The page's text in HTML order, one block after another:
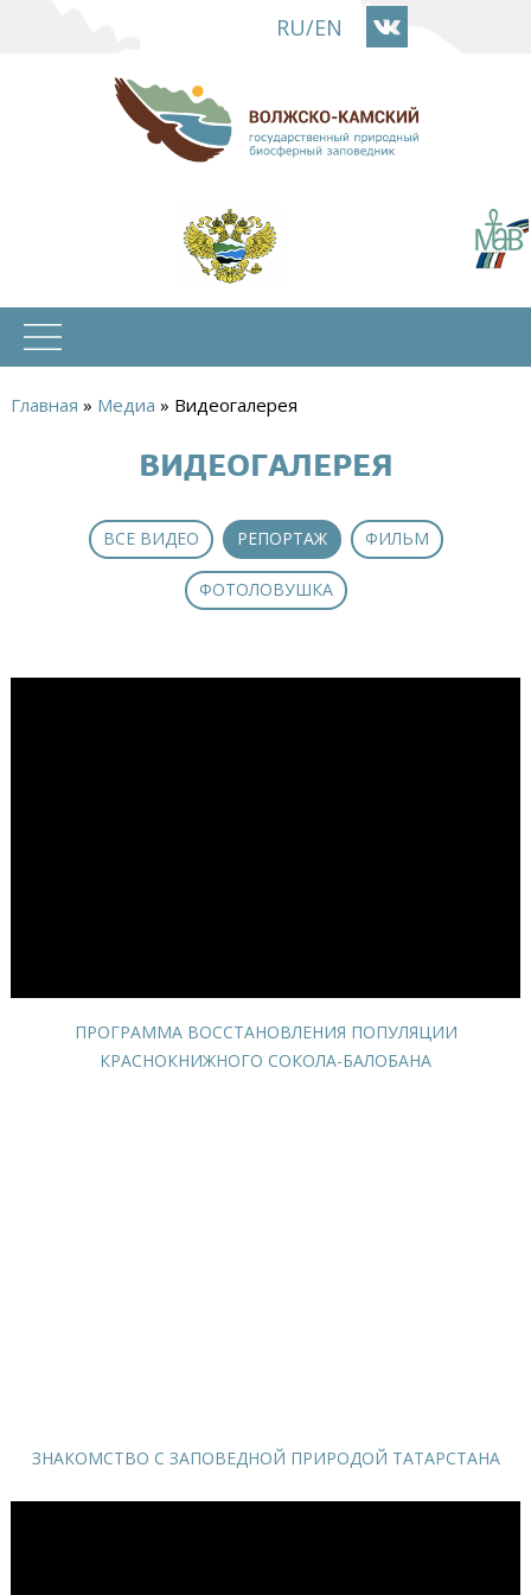
основному
содержанию
RU/EN
Главная » Медиа » Видеогалерея
ВИДЕОГАЛЕРЕЯ
ВСЕ ВИДЕО РЕПОРТАЖ ФИЛЬМ
ФОТОЛОВУШКА
ПРОГРАММА ВОССТАНОВЛЕНИЯ ПОПУЛЯЦИИ
КРАСНОКНИЖНОГО СОКОЛА-БАЛОБАНА
ЗНАКОМСТВО С ЗАПОВЕДНОЙ ПРИРОДОЙ ТАТАРСТАНА